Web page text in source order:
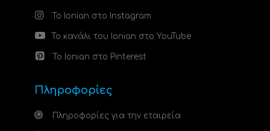
Το Ionian στο Instagram
Το κανάλι του Ionian στο YouTube
Το Ionian στο Pinterest
Πληροφορίες
Πληροφορίες για την εταιρεία